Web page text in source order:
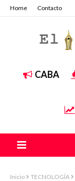
Home Contacto
CABA
Inicio TECNOLOGÍA